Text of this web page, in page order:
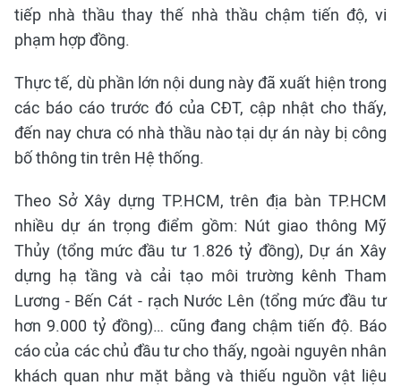
tiếp nhà thầu thay thế nhà thầu chậm tiến độ, vi
phạm hợp đồng.
Thực tế, dù phần lớn nội dung này đã xuất hiện trong
các báo cáo trước đó của CĐT, cập nhật cho thấy,
đến nay chưa có nhà thầu nào tại dự án này bị công
bố thông tin trên Hệ thống.
Theo Sở Xây dựng TP.HCM, trên địa bàn TP.HCM
nhiều dự án trọng điểm gồm: Nút giao thông Mỹ
Thủy (tổng mức đầu tư 1.826 tỷ đồng), Dự án Xây
dựng hạ tầng và cải tạo môi trường kênh Tham
Lương - Bến Cát - rạch Nước Lên (tổng mức đầu tư
hơn 9.000 tỷ đồng)… cũng đang chậm tiến độ. Báo
cáo của các chủ đầu tư cho thấy, ngoài nguyên nhân
khách quan như mặt bằng và thiếu nguồn vật liệu